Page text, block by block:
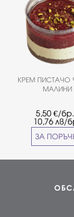
КРЕМ ПИСТАЧО
МАЛИНИ
5,50 €/бр.
10,76лв/
ЗА